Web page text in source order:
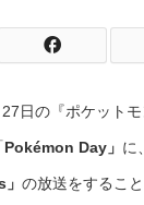
日の『ポケットモ
Pokémon Day」 に
の放送をするこ